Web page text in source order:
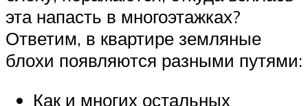
эта напасть в многоэтажках?
Ответим, в квартире земляные
блохи появляются разными путями:
Как и многих остальных